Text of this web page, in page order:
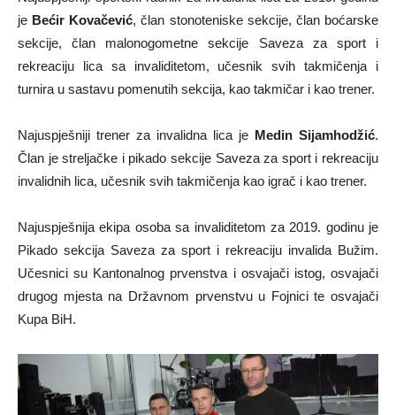
je Bećir Kovačević, član stonoteniske sekcije, član boćarske
sekcije, član malonogometne sekcije Saveza za sport i
rekreaciju lica sa invaliditetom, učesnik svih takmičenja i
turnira u sastavu pomenutih sekcija, kao takmičar i kao trener.
Najuspješniji trener za invalidna lica je Medin Sijamhodžić.
Član je streljačke i pikado sekcije Saveza za sport i rekreaciju
invalidnih lica, učesnik svih takmičenja kao igrač i kao trener.
Najuspješnija ekipa osoba sa invaliditetom za 2019. godinu je
Pikado sekcija Saveza za sport i rekreaciju invalida Bužim.
Učesnici su Kantonalnog prvenstva i osvajači istog, osvajači
drugog mjesta na Državnom prvenstvu u Fojnici te osvajači
Kupa BiH.